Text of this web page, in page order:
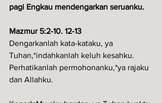
pagi Engkau mendengarkan seruanku.
Mazmur 5:2-10. 12-13
Dengarkanlah kata-kataku, ya
Tuhan,*indahkanlah keluh kesahku.
Perhatikanlah permohonanku,*ya rajaku
dan Allahku.